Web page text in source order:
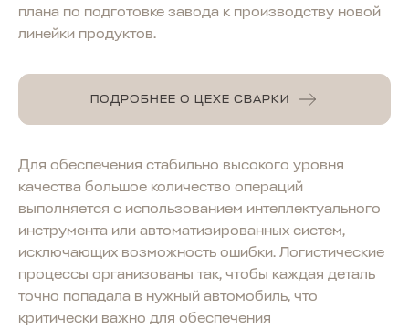
плана по подготовке завода к производству новой
линейки продуктов.
ПОДРОБНЕЕ О ЦЕХЕ СВАРКИ
Для обеспечения стабильно высокого уровня
качества большое количество операций
выполняется с использованием интеллектуального
инструмента или автоматизированных систем,
исключающих возможность ошибки. Логистические
процессы организованы так, чтобы каждая деталь
точно попадала в нужный автомобиль, что
критически важно для обеспечения